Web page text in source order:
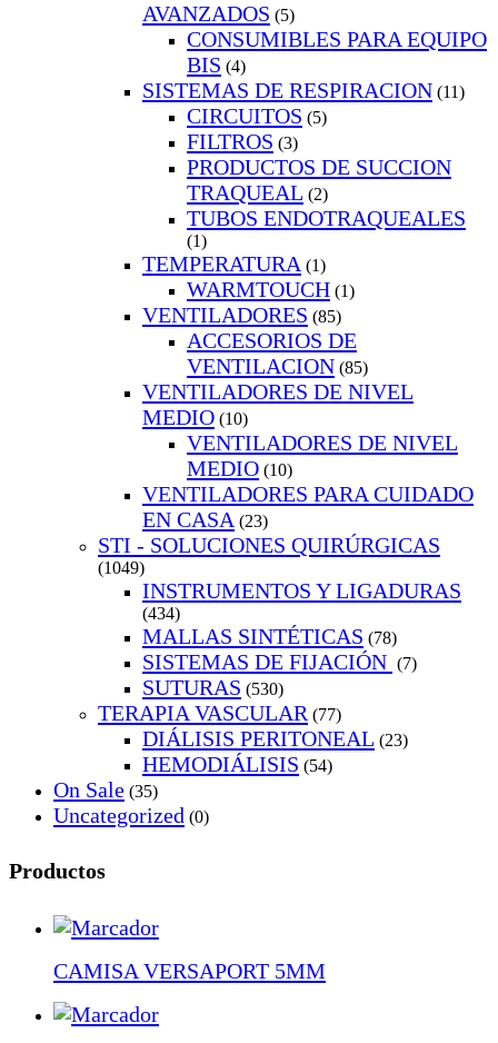
AVANZADOS (5)
CONSUMIBLES PARA EQUIPO
BIS (4)
SISTEMAS DE RESPIRACION (11)
CIRCUITOS (5)
FILTROS (3)
PRODUCTOS DE SUCCION
TRAQUEAL (2)
TUBOS ENDOTRAQUEALES
(1)
TEMPERATURA (1)
WARMTOUCH (1)
VENTILADORES (85)
ACCESORIOS DE
VENTILACION (85)
VENTILADORES DE NIVEL
MEDIO (10)
VENTILADORES DE NIVEL
MEDIO (10)
VENTILADORES PARA CUIDADO
EN CASA (23)
STI - SOLUCIONES QUIRÚRGICAS
(1049)
INSTRUMENTOS Y LIGADURAS
(434)
MALLAS SINTÉTICAS (78)
SISTEMAS DE FIJACIÓN (7)
SUTURAS (530)
TERAPIA VASCULAR (77)
DIÁLISIS PERITONEAL (23)
HEMODIÁLISIS (54)
On Sale (35)
Uncategorized (0)
Productos
CAMISA VERSAPORT 5MM